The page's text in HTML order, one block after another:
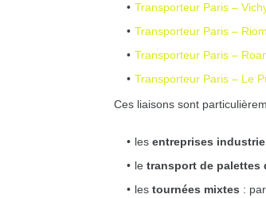
Transporteur Paris –
Transporteur Paris – Riom
Transporteur Paris –
Transporteur Paris – Le
Ces liaisons sont
les entreprises
le transport de palettes
les tournées mixtes :